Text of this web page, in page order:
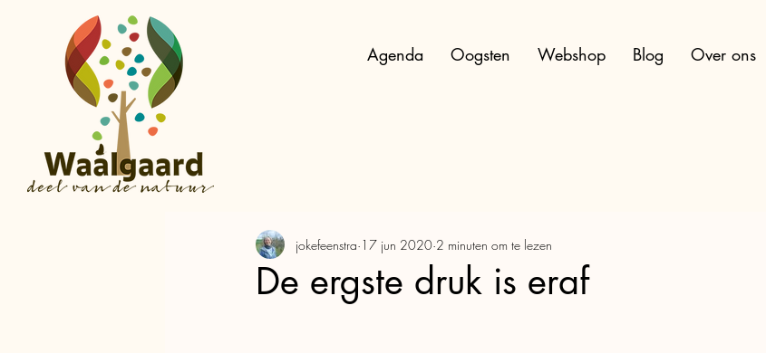
Agenda Oogsten Webshop Blog Over ons
De ergste druk is eraf
jokefeenstra 17 jun 2020 2 minuten om te lezen